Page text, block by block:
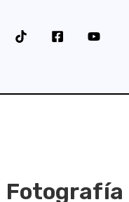
Fotografía